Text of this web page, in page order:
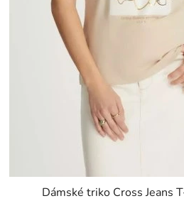
Dámské triko Cross Jeans